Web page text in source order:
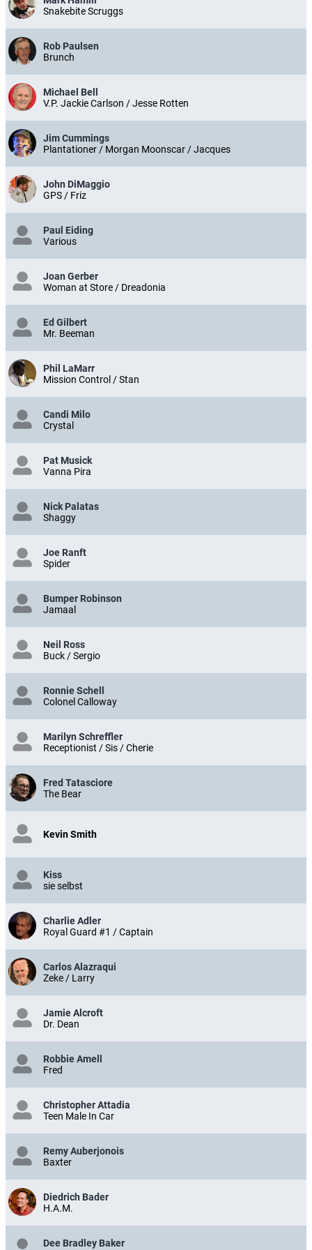
Snakebite Scruggs
Rob Paulsen
Brunch
Michael Bell
V.P. Jackie Carlson / Jesse Rotten
Jim Cummings
Plantationer / Morgan Moonscar / Jacques
John DiMaggio
GPS / Friz
Paul Eiding
Various
Joan Gerber
Woman at Store / Dreadonia
Ed Gilbert
Mr. Beeman
Phil LaMarr
Mission Control / Stan
Candi Milo
Crystal
Pat Musick
Vanna Pira
Nick Palatas
Shaggy
Joe Ranft
Spider
Bumper Robinson
Jamaal
Neil Ross
Buck / Sergio
Ronnie Schell
Colonel Calloway
Marilyn Schreffler
Receptionist / Sis / Cherie
Fred Tatasciore
The Bear
Kevin Smith
Kiss
sie selbst
Charlie Adler
Royal Guard #1 / Captain
Carlos Alazraqui
Zeke / Larry
Jamie Alcroft
Dr. Dean
Robbie Amell
Fred
Christopher Attadia
Teen Male In Car
Remy Auberjonois
Baxter
Diedrich Bader
H.A.M.
Dee Bradley Baker